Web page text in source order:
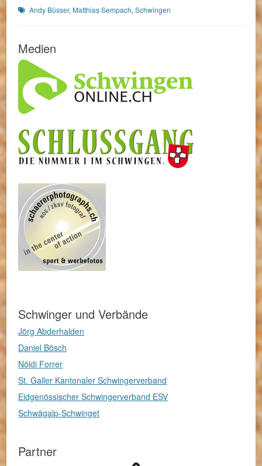
Schlagworte
Andy Büsser,Matthias Sempach,Schwingen
Medien
Schwinger und Verbände
Jörg Abderhalden
Daniel Bösch
Nöldi Forrer
St. Galler Kantonaler Schwingerverband
Eidgenössischer Schwingerverband ESV
Schwägalp-Schwinget
Partner